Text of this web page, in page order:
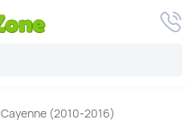
Cayenne (2010-2016)